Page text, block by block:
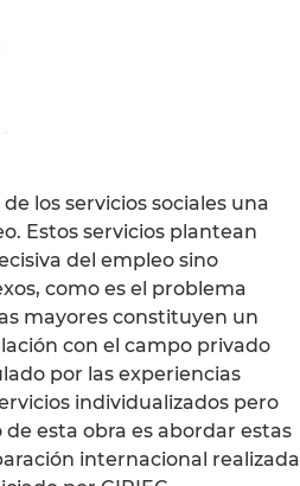
los servicios sociales una
Estos servicios plantean
del empleo sino
como es el problema
mayores constituyen un
con el campo privado
por las experiencias
individualizados pero
esta obra es abordar estas
internacional realizada